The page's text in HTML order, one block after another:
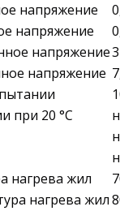
напряжение
напряжение
напряжение
напряжение
при 20 °С
нагрева жил
нагрева жил